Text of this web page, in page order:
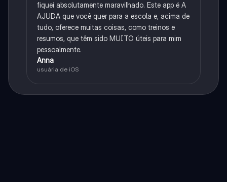
fiquei absolutamente maravilhado. Este app é A
AJUDA que você quer para a escola e, acima de
tudo, oferece muitas coisas, como treinos e
resumos, que têm sido MUITO úteis para mim
pessoalmente.
Anna
usuária de iOS